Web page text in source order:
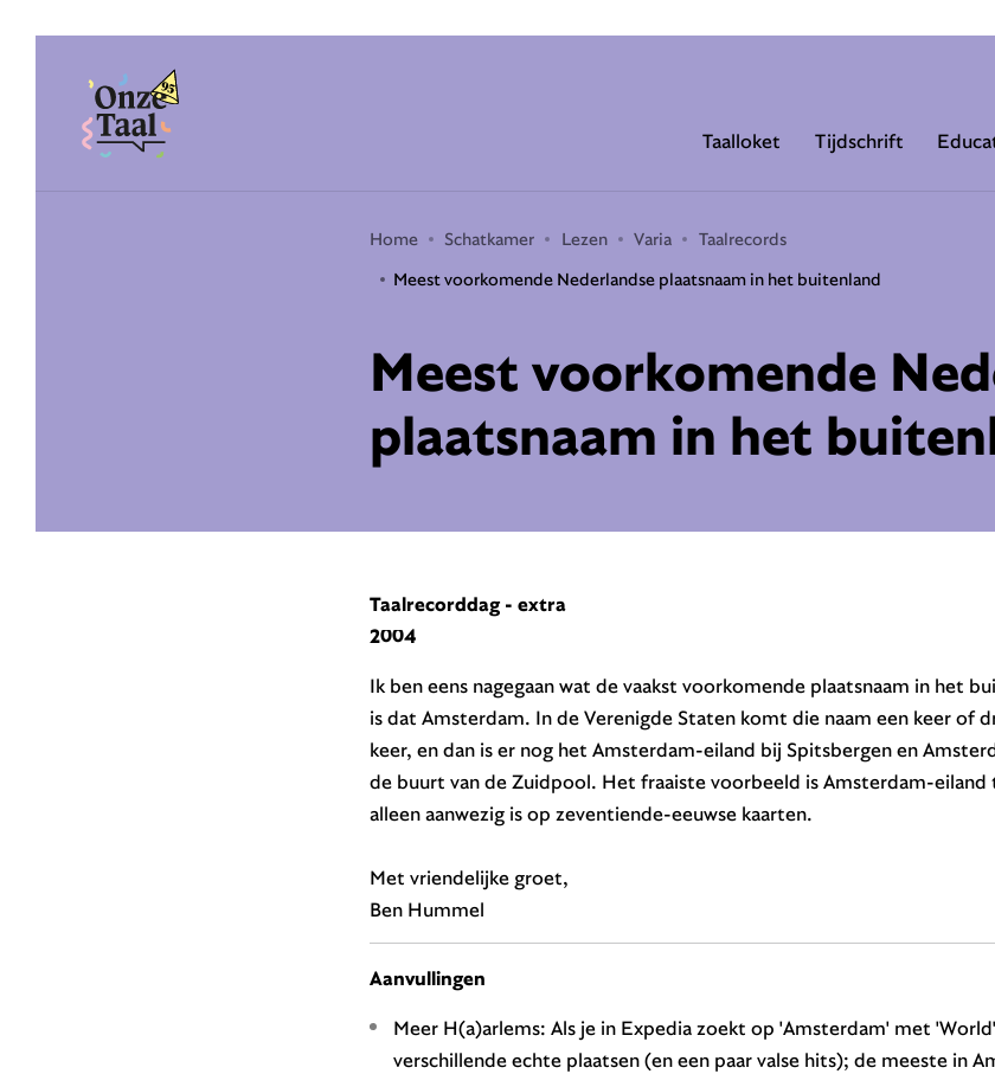
Onze Taal
Taalloket Tijdschrift
Home Schatkamer Lezen Varia
Taalrecords
Meest voorkomende Nederlandse plaatsnaam in het buitenland
Meest voorkomende
plaatsnaam in het
Taalrecorddag - extra
2004
Ik ben eens nagegaan wat de vaakst voorkomende plaatsnaam in het
is dat Amsterdam. In de Verenigde Staten komt die naam een keer of
keer, en dan is er nog het Amsterdam-eiland bij Spitsbergen en
de buurt van de Zuidpool. Het fraaiste voorbeeld is Amsterdam-eiland
alleen aanwezig is op zeventiende-eeuwse kaarten.
Met vriendelijke groet,
Ben Hummel
Aanvullingen
Meer H(a)arlems: Als je in Expedia zoekt op 'Amsterdam' met
verschillende echte plaatsen (en een paar valse hits); de meeste in